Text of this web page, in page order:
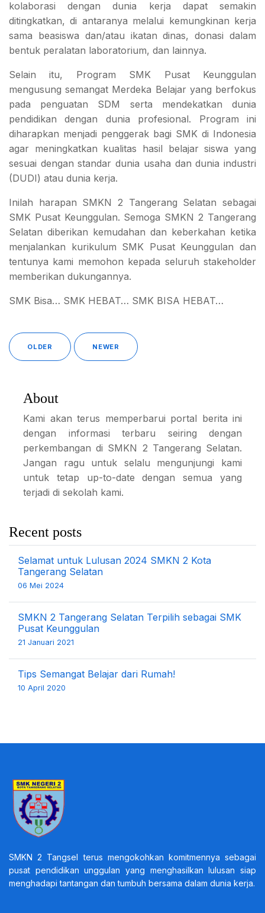
kolaborasi dengan dunia kerja dapat semakin
ditingkatkan, di antaranya melalui kemungkinan kerja
sama beasiswa dan/atau ikatan dinas, donasi dalam
bentuk peralatan laboratorium, dan lainnya.
Selain itu, Program SMK Pusat Keunggulan
mengusung semangat Merdeka Belajar yang berfokus
pada penguatan SDM serta mendekatkan dunia
pendidikan dengan dunia profesional. Program ini
diharapkan menjadi penggerak bagi SMK di Indonesia
agar meningkatkan kualitas hasil belajar siswa yang
sesuai dengan standar dunia usaha dan dunia industri
(DUDI) atau dunia kerja.
Inilah harapan SMKN 2 Tangerang Selatan sebagai
SMK Pusat Keunggulan. Semoga SMKN 2 Tangerang
Selatan diberikan kemudahan dan keberkahan ketika
menjalankan kurikulum SMK Pusat Keunggulan dan
tentunya kami memohon kepada seluruh stakeholder
memberikan dukungannya.
SMK Bisa… SMK HEBAT… SMK BISA HEBAT…
OLDER NEWER
About
Kami akan terus memperbarui portal berita ini
dengan informasi terbaru seiring dengan
perkembangan di SMKN 2 Tangerang Selatan.
Jangan ragu untuk selalu mengunjungi kami
untuk tetap up-to-date dengan semua yang
terjadi di sekolah kami.
Recent posts
Selamat untuk Lulusan 2024 SMKN 2 Kota
Tangerang Selatan
06 Mei 2024
SMKN 2 Tangerang Selatan Terpilih sebagai SMK
Pusat Keunggulan
21 Januari 2021
Tips Semangat Belajar dari Rumah!
10 April 2020
SMKN 2 Tangsel terus mengokohkan komitmennya sebagai
pusat pendidikan unggulan yang menghasilkan lulusan siap
menghadapi tantangan dan tumbuh bersama dalam dunia kerja.